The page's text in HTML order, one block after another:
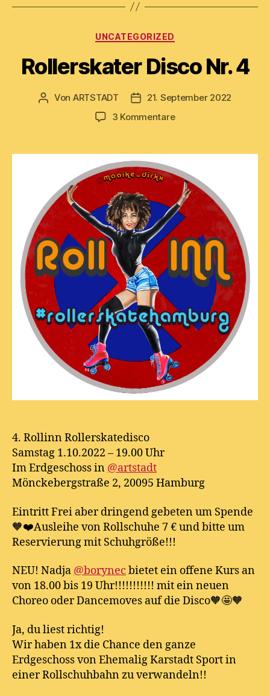
Kategorien
UNCATEGORIZED
Rollerskater Disco Nr. 4
Beitragsautor
Von ARTSTADT Beitragsdatum
21. September 2022
3 Kommentarezu
Nr.
4
4. Rollinn Rollerskatedisco
Samstag 1.10.2022 – 19.00 Uhr
Im Erdgeschoss in @artstadt
Mönckebergstraße 2, 20095 Hamburg
Eintritt Frei aber dringend gebeten um Spende
🧡❤️Ausleihe von Rollschuhe 7 € und bitte um
Reservierung mit Schuhgröße!!!
NEU! Nadja @borynec bietet ein offene Kurs an
von 18.00 bis 19 Uhr!!!!!!!!!!! mit ein neuen
Choreo oder Dancemoves auf die Disco🧡🤩🧡
Ja, du liest richtig!
Wir haben 1x die Chance den ganze
Erdgeschoss von Ehemalig Karstadt Sport in
einer Rollschuhbahn zu verwandeln!!